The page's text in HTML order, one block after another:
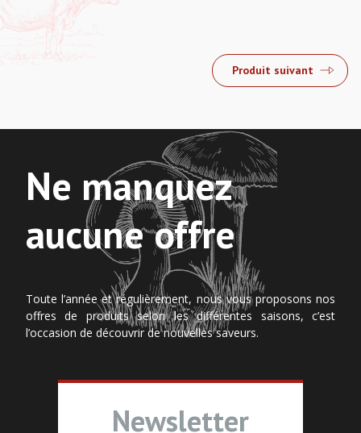
Produit suivant
Ne manquez
aucune offre
Toute l’année et régulièrement, nous vous proposons nos
offres de produits selon les différentes saisons, c’est
l’occasion de découvrir de nouvelles saveurs.
Newsletter